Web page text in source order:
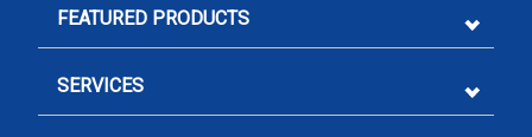
FEATURED PRODUCTS
SERVICES